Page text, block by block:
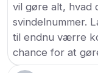
vil gøre alt, hvad
svindelnummer.
til endnu værre
chance for at